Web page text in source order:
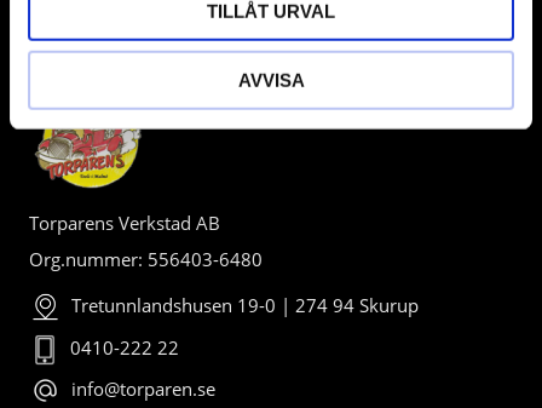
TILLÅT URVAL
AVVISA
BUTIK
Torparens Verkstad AB
Org.nummer: 556403-6480
Tretunnlandshusen 19-0 | 274 94 Skurup
0410-222 22
info@torparen.se